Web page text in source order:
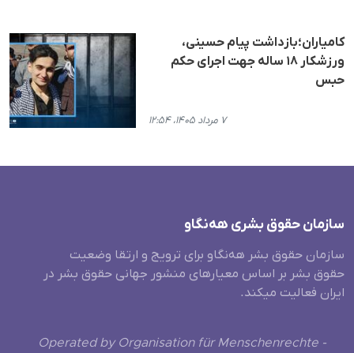
کامیاران؛بازداشت پیام حسینی،
ورزشکار ۱۸ ساله جهت اجرای حکم
حبس
۷ مرداد ۱۴۰۵، ۱۲:۵۴
سازمان حقوق بشری هەنگاو
سازمان حقوق بشر هه‌نگاو برای ترویج و ارتقا وضعیت
حقوق بشر بر اساس معیارهای منشور جهانی حقوق بشر در
ایران فعالیت میکند.
Operated by Organisation für Menschenrechte -